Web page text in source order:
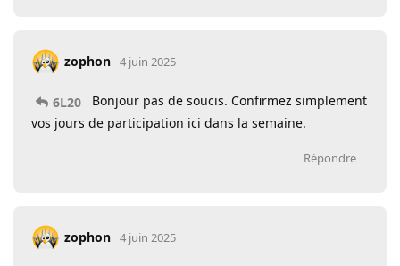
zophon 4 juin 2025
6L20
Bonjour pas de soucis. Confirmez simplement
vos jours de participation ici dans la semaine.
Répondre
zophon 4 juin 2025